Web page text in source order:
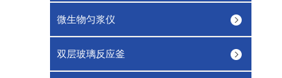
微生物匀浆仪
双层玻璃反应釜